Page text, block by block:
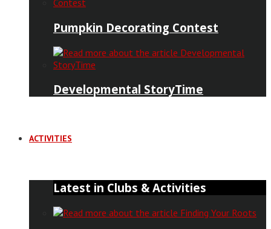
Pumpkin Decorating Contest
Developmental StoryTime
ACTIVITIES
Latest in Clubs & Activities